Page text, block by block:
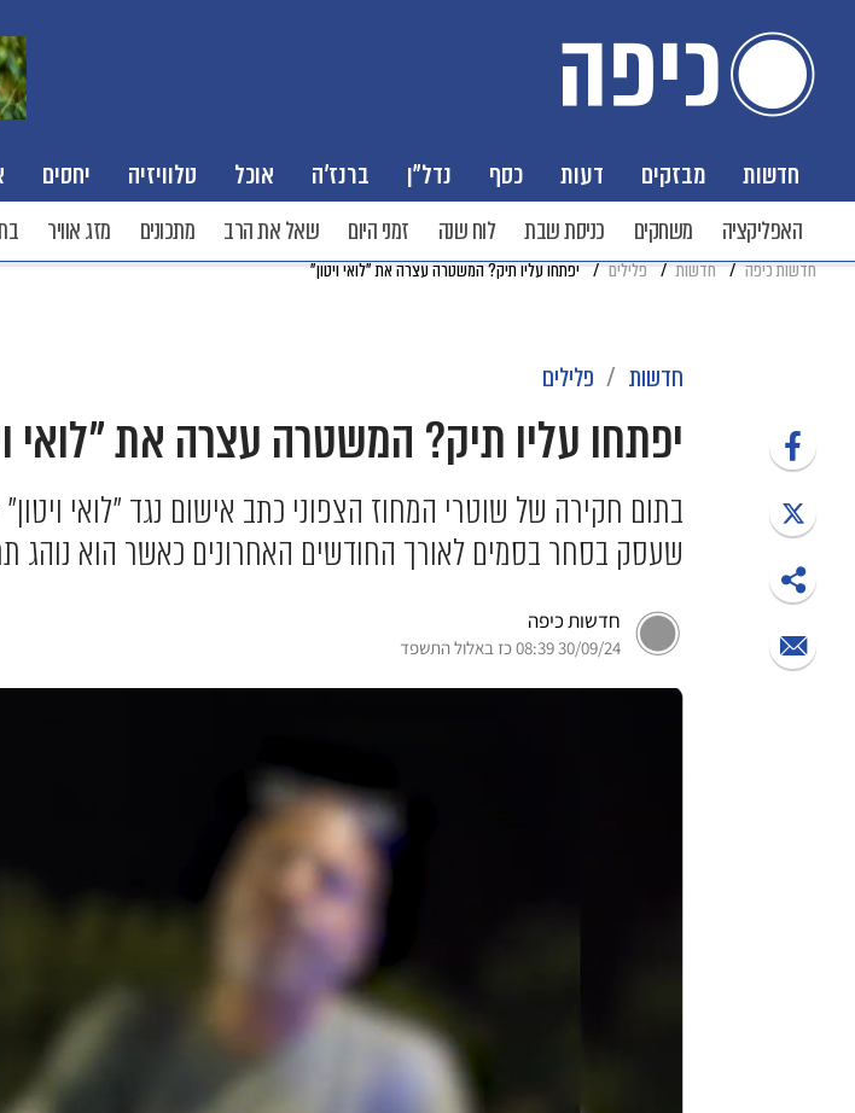
חדשות מבזקים דעות כסף נדל"ן ברנז'ה אוכל טלוויזיה יחסים
האפליקציה משחקים כניסת שבת לוח שנה זמני היום שאל את הרב מתכונים מזג אוויר
חדשות כיפה חדשות פלילים יפתחו עליו תיק? המשטרה עצרה את "לואי ויטון"
חדשות פלילים
יפתחו עליו תיק? המשטרה עצרה את "לואי
בתום חקירה של שוטרי המחוז הצפוני כתב אישום נגד "לואי
שעסק בסחר בסמים לאורך החודשים האחרונים כאשר הוא
חדשות כיפה
30/09/24 08:39 כז באלול התשפד